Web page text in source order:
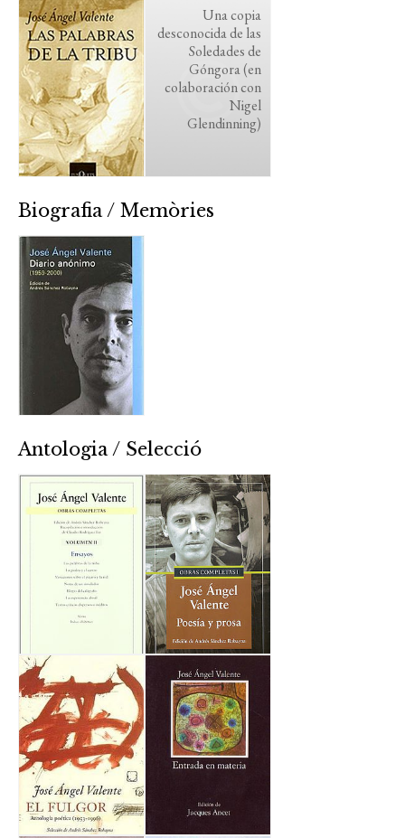
Una copia
desconocida de las
Soledades de
Góngora (en
colaboración con
Nigel
Glendinning)
Biografia / Memòries
Antologia / Selecció